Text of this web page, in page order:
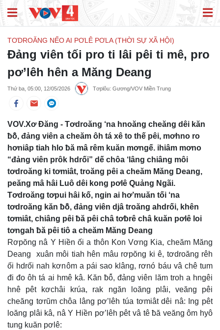
TƠDROĂNG NẾO AI PƠLÊ PƠLA (THỜI SỰ XÃ HỘI)
Đảng viên tối pro ti lâi pêi ti mê, pro
pơ’lêh hên a Măng Deang
Thứ ba, 05:00, 12/05/2026 Tơplôu: Gương/VOV Miền Trung
VOV.Xơ Đăng - Tơdroăng ‘na hnoăng cheăng dêi kăn
ƀô̆, đảng viên a cheăm ôh tá xê to thế pêi, mơhno ro
hơniâp tiah hlo ƀă mâ rêm kuăn mơngế. ihiâm mơno
“đảng viên prôk hdrối” dế chôa ‘lâng chiâng môi
tơdroăng ki tơmiât, troăng pêi a cheăm Măng Deang,
peăng mâ hâi Luô dêi kong pơlê Quảng Ngãi.
Tơdroăng tơpui hâi kố, ngin ai hơ’muăn tối ‘na
tơdroăng kăn ƀô̆, đảng viên djâ troăng ahdrối, khên
tơmiât, chiâng pêi ƀă pêi châ tơƀrê châ kuăn pơlê loi
tơngah ƀă pêi tiô a cheăm Măng Deang
Rơpŏng nâ Y Hiền ối a thôn Kon Vơng Kia, cheăm Măng
Deang xuân môi tiah hên mâu rơpŏng ki ê, tơdroăng rêh
ối hdrối nah kơnôm a pái sao klâng, rơnó báu vâ chê tum
đi đo ôh tá ai hmê kâ. Kăn ƀô̆, đảng viên lăm troh a hngêi
hnê pêt kơchâi krúa, rak ngăn loăng plâi, veăng pêi
cheăng tơrŭm chôa lâng pơ’lêh túa tơmiât dêi nâ: Ing pêt
loăng plâi kâ, nâ Y Hiền pơ’lêh pêt vâ tê ƀă veăng ôm hyô
tung kuăn pơlê: